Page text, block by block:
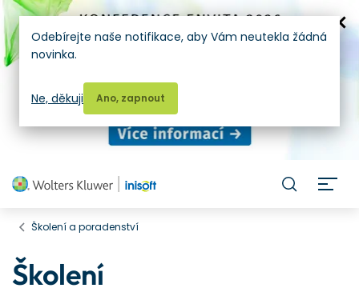
Školení a poradenství
Školení
Odebírejte naše notifikace, aby Vám neutekla žádná
novinka.
Ano, zapnout
Ne, děkuji